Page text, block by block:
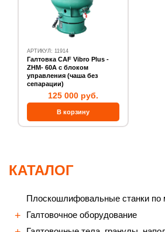
КАТАЛОГ
Плоскошлифовальные станки по
Галтовочное оборудование
АРТИКУЛ: 11914
Галтовка CAF Vibro Plus -
ZHM- 60А с блоком
управления (чаша без
сепарации)
125 000 руб.